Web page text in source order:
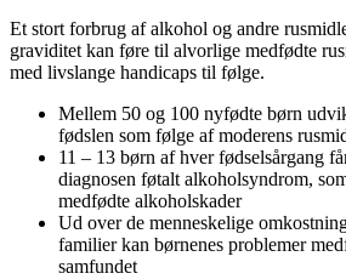
Et stort forbrug af alkohol og andre
graviditet kan føre til alvorlige medfødte
med livslange handicaps til følge.
Mellem 50 og 100 nyfødte børn
fødslen som følge af moderens
11 – 13 børn af hver fødselsårgang
diagnosen føtalt alkoholsyndrom,
medfødte alkoholskader
Ud over de menneskelige
familier kan børnenes problemer
samfundet